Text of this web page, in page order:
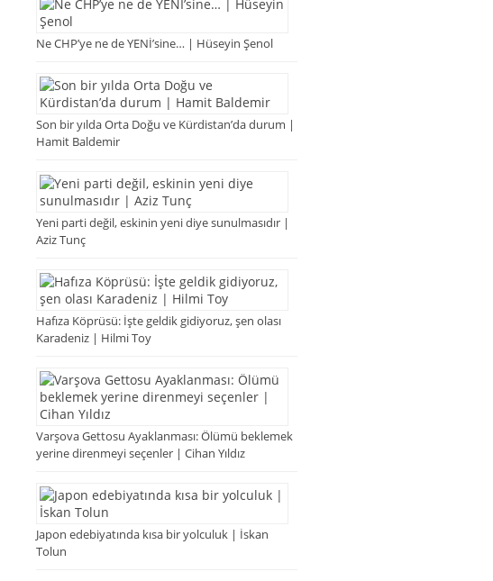
Ne CHP’ye ne de YENİ’sine… | Hüseyin Şenol
Son bir yılda Orta Doğu ve Kürdistan’da durum |
Hamit Baldemir
Yeni parti değil, eskinin yeni diye sunulmasıdır |
Aziz Tunç
Hafıza Köprüsü: İşte geldik gidiyoruz, şen olası
Karadeniz | Hilmi Toy
Varşova Gettosu Ayaklanması: Ölümü beklemek
yerine direnmeyi seçenler | Cihan Yıldız
Japon edebiyatında kısa bir yolculuk | İskan
Tolun